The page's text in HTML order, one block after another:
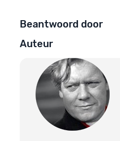
Beantwoord door
Auteur